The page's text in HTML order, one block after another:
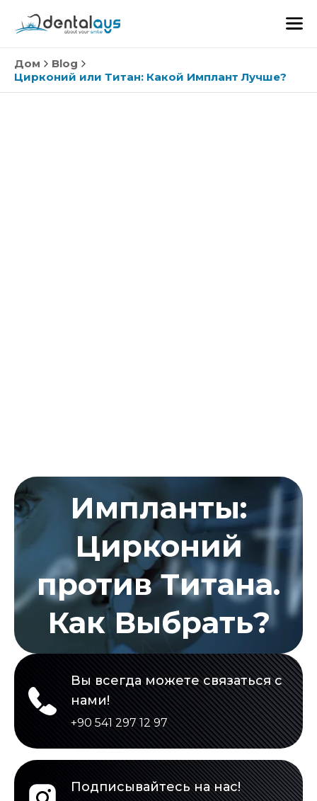
Дом
Blog
Цирконий или Титан: Какой Имплант Лучше?
Импланты:
Цирконий
против Титана.
Как Выбрать?
Вы всегда можете связаться с
нами!
+90 541 297 12 97
Подписывайтесь на нас!